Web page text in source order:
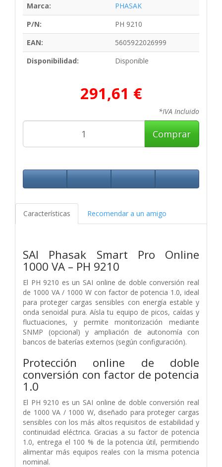
Marca:
PHASAK
P/N:
PH 9210
EAN:
5605922026999
Disponibilidad:
Disponible
291,61 €
*IVA Incluido
Comprar
Características Recomendar a un amigo
SAI Phasak Smart Pro Online
1000 VA – PH 9210
El PH 9210 es un SAI online de doble conversión real
de 1000 VA / 1000 W con factor de potencia 1.0, ideal
para proteger cargas sensibles con energía estable y
onda senoidal pura. Aísla tu equipo de picos, caídas y
fluctuaciones, y permite monitorización mediante
SNMP (opcional) y ampliación de autonomía con
bancos de baterías externos (según configuración).
Protección online de doble
conversión con factor de potencia
1.0
El PH 9210 es un SAI online de doble conversión real
de 1000 VA / 1000 W, diseñado para proteger cargas
sensibles con los más altos requisitos de estabilidad y
continuidad eléctrica. Gracias a su factor de potencia
1.0, entrega el 100 % de la potencia útil, permitiendo
alimentar más equipos reales con la misma potencia
nominal.